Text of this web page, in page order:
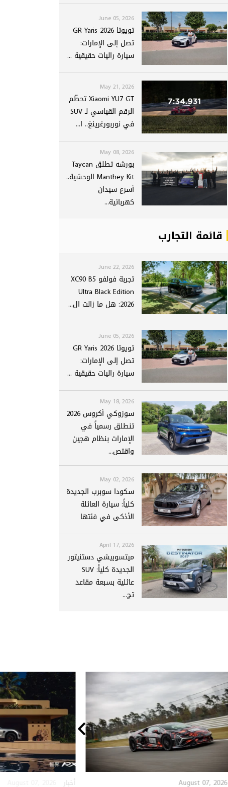
June 05, 2026
تويوتا GR Yaris 2026
تصل إلى الإمارات:
سيارة راليات حقيقية ...
May 21, 2026
Xiaomi YU7 GT تحطّم
الرقم القياسي لـ SUV
في نوربورغرينغ.. ا...
May 08, 2026
بورشه تطلق Taycan
Manthey Kit الوحشية..
أسرع سيدان
كهربائية...
قائمة التجارب
June 22, 2026
تجربة فولفو XC90 B5
Ultra Black Edition
2026: هل ما زالت ال...
June 05, 2026
تويوتا GR Yaris 2026
تصل إلى الإمارات:
سيارة راليات حقيقية ...
May 18, 2026
سوزوكي أكروس 2026
تنطلق رسمياً في
الإمارات بنظام هجين
واقتص...
May 02, 2026
سكودا سوبرب الجديدة
كلياً: سيارة العائلة
الأذكى في فئتها
April 17, 2026
ميتسوبيشي دستنيتور
الجديدة كلياً: SUV
عائلية بسبعة مقاعد
تج...
August 07, 2026 أخبار